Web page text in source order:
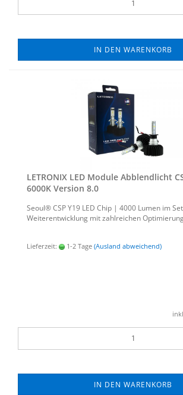
IN DEN WARENKORB
LE­TRO­NIX LED Mo­du­le Ab­blend­licht
6000K Ver­si­on 8.0
Seoul® CSP Y19 LED Chip | 4000 Lumen im
Wei­ter­ent­wick­lung mit zahl­rei­chen
Lieferzeit: 1-2 Tage (Ausland abweichend)
IN DEN WARENKORB